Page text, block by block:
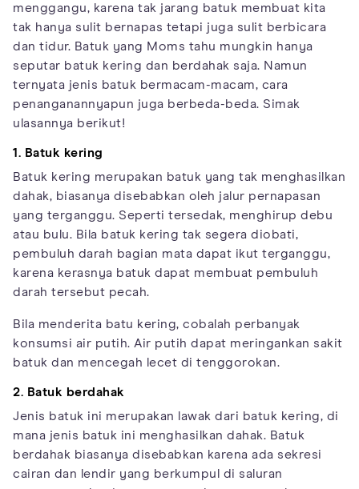
menggangu, karena tak jarang batuk membuat kita
tak hanya sulit bernapas tetapi juga sulit berbicara
dan tidur. Batuk yang Moms tahu mungkin hanya
seputar batuk kering dan berdahak saja. Namun
ternyata jenis batuk bermacam-macam, cara
penanganannyapun juga berbeda-beda. Simak
ulasannya berikut!
1. Batuk kering
Batuk kering merupakan batuk yang tak menghasilkan
dahak, biasanya disebabkan oleh jalur pernapasan
yang terganggu. Seperti tersedak, menghirup debu
atau bulu. Bila batuk kering tak segera diobati,
pembuluh darah bagian mata dapat ikut terganggu,
karena kerasnya batuk dapat membuat pembuluh
darah tersebut pecah.
Bila menderita batu kering, cobalah perbanyak
konsumsi air putih. Air putih dapat meringankan sakit
batuk dan mencegah lecet di tenggorokan.
2. Batuk berdahak
Jenis batuk ini merupakan lawak dari batuk kering, di
mana jenis batuk ini menghasilkan dahak. Batuk
berdahak biasanya disebabkan karena ada sekresi
cairan dan lendir yang berkumpul di saluran